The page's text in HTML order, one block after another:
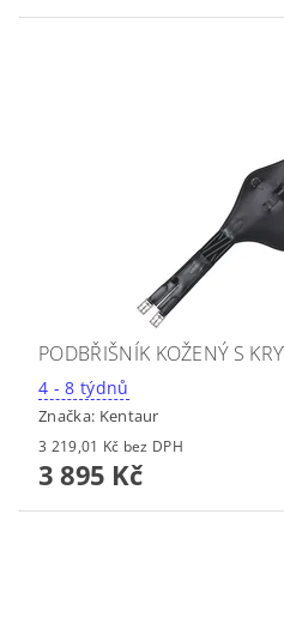
PODBŘIŠNÍK KOŽENÝ S
4 - 8 týdnů
Značka: Kentaur
3 219,01 Kč bez DPH
3 895 Kč